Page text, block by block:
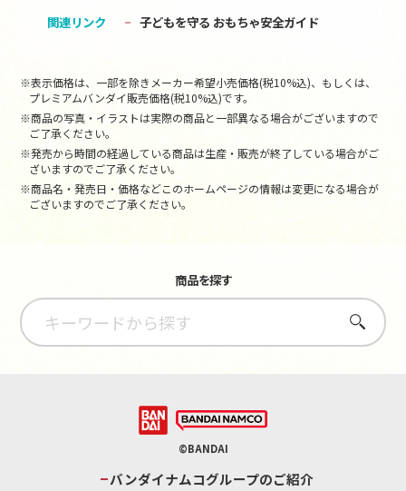
関連リンク 子どもを守る おもちゃ安全ガイド
※表示価格は、一部を除きメーカー希望小売価格(税10%込)、もしくは、
プレミアムバンダイ販売価格(税10%込)です。
※商品の写真・イラストは実際の商品と一部異なる場合がございますので
ご了承ください。
※発売から時間の経過している商品は生産・販売が終了している場合がご
ざいますのでご了承ください。
※商品名・発売日・価格などこのホームページの情報は変更になる場合が
ございますのでご了承ください。
商品を探す
さがす
©BANDAI
バンダイナムコグループのご紹介